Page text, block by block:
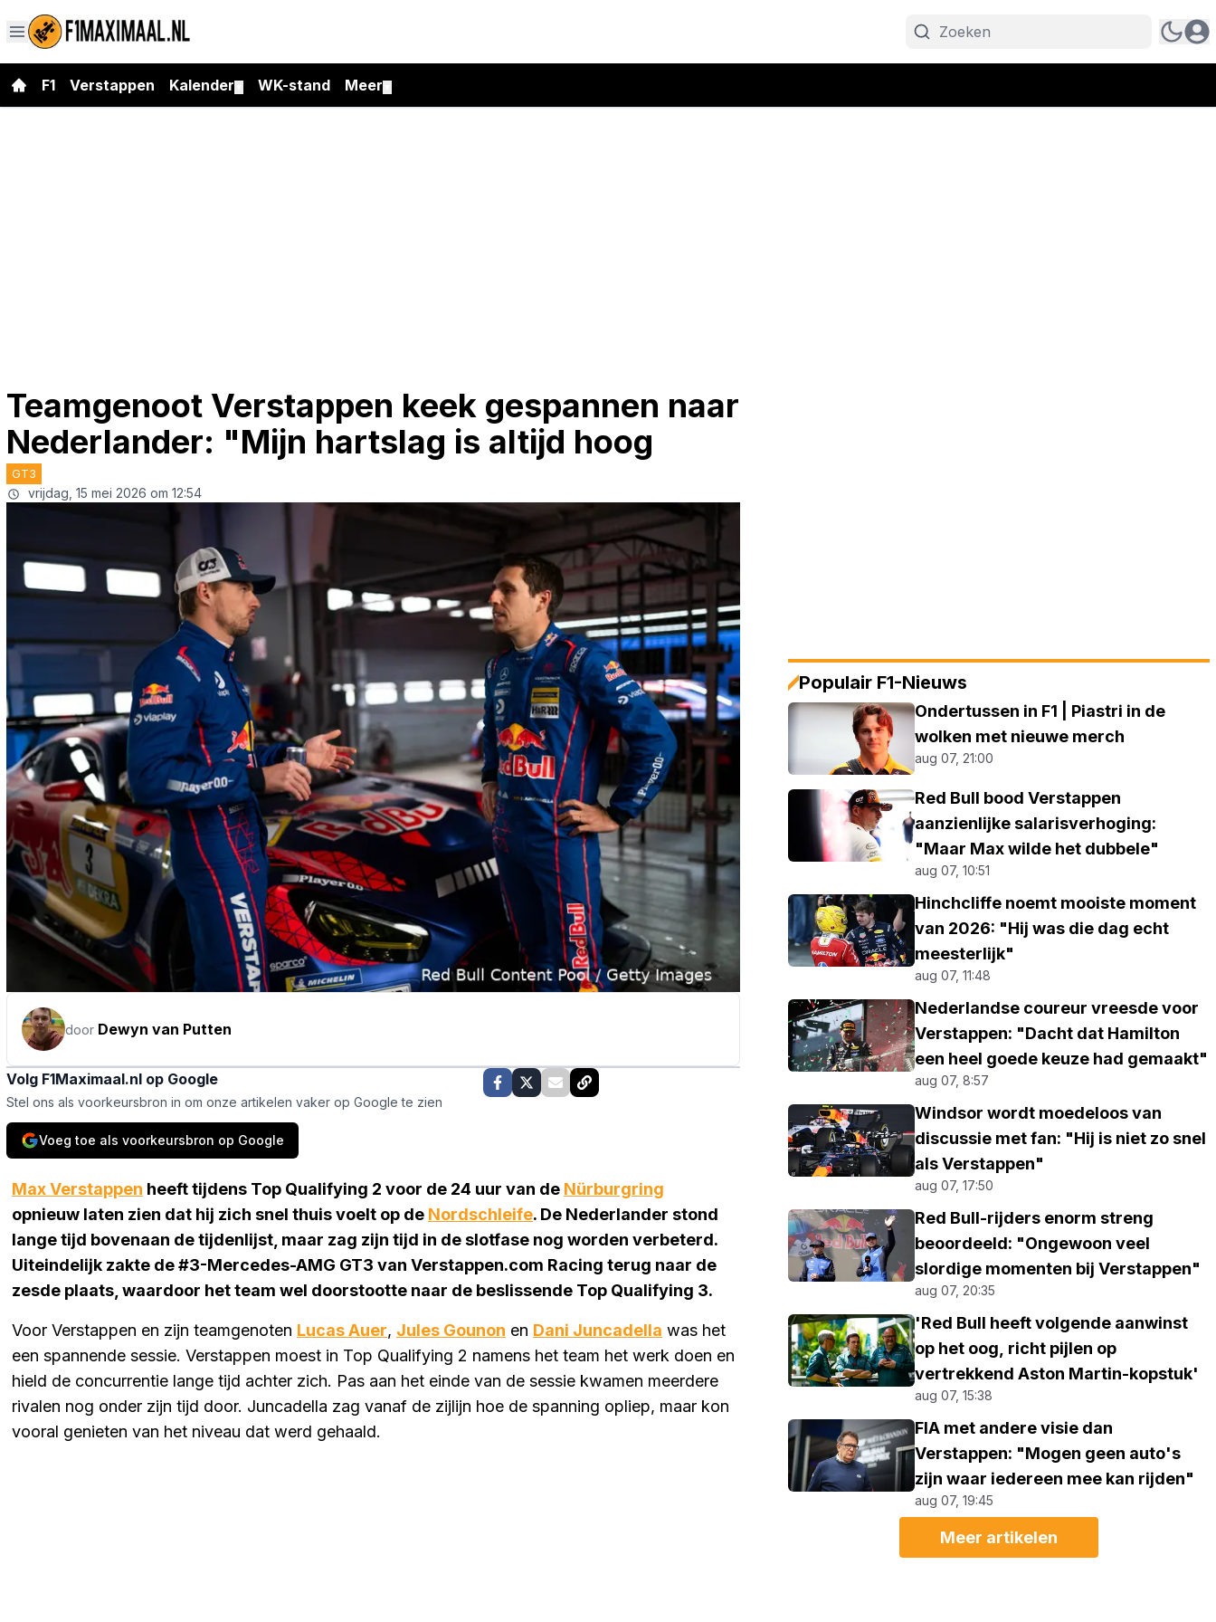
F1 Verstappen Kalender WK-stand Meer
Teamgenoot Verstappen keek gespannen naar
Nederlander: "Mijn hartslag is altijd hoog
GT3
vrijdag, 15 mei 2026 om 12:54
door Dewyn van Putten
Volg F1Maximaal.nl op Google
Stel ons als voorkeursbron in om onze artikelen vaker op Google te zien
Voeg toe als voorkeursbron op Google
Max Verstappen heeft tijdens Top Qualifying 2 voor de 24 uur van de Nürburgring
opnieuw laten zien dat hij zich snel thuis voelt op de Nordschleife. De Nederlander stond
lange tijd bovenaan de tijdenlijst, maar zag zijn tijd in de slotfase nog worden verbeterd.
Uiteindelijk zakte de #3-Mercedes-AMG GT3 van Verstappen.com Racing terug naar de
zesde plaats, waardoor het team wel doorstootte naar de beslissende Top Qualifying 3.
Voor Verstappen en zijn teamgenoten Lucas Auer, Jules Gounon en Dani Juncadella was het
een spannende sessie. Verstappen moest in Top Qualifying 2 namens het team het werk doen en
hield de concurrentie lange tijd achter zich. Pas aan het einde van de sessie kwamen meerdere
rivalen nog onder zijn tijd door. Juncadella zag vanaf de zijlijn hoe de spanning opliep, maar kon
vooral genieten van het niveau dat werd gehaald.
Populair F1-Nieuws
Ondertussen in F1 | Piastri in de
wolken met nieuwe merch
aug 07, 21:00
Red Bull bood Verstappen
aanzienlijke salarisverhoging:
"Maar Max wilde het dubbele"
aug 07, 10:51
Hinchcliffe noemt mooiste moment
van 2026: "Hij was die dag echt
meesterlijk"
aug 07, 11:48
Nederlandse coureur vreesde voor
Verstappen: "Dacht dat Hamilton
een heel goede keuze had gemaakt"
aug 07, 8:57
Windsor wordt moedeloos van
discussie met fan: "Hij is niet zo snel
als Verstappen"
aug 07, 17:50
Red Bull-rijders enorm streng
beoordeeld: "Ongewoon veel
slordige momenten bij Verstappen"
aug 07, 20:35
'Red Bull heeft volgende aanwinst
op het oog, richt pijlen op
vertrekkend Aston Martin-kopstuk'
aug 07, 15:38
FIA met andere visie dan
Verstappen: "Mogen geen auto's
zijn waar iedereen mee kan rijden"
aug 07, 19:45
Meer artikelen